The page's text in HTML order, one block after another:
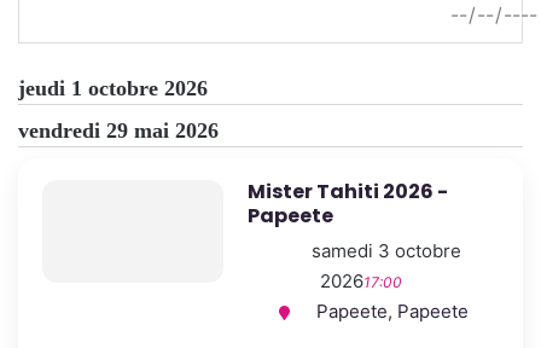
jeudi 1 octobre 2026
vendredi 29 mai 2026
Mister Tahiti 2026 -
Papeete
samedi 3 octobre
202617:00
Papeete, Papeete